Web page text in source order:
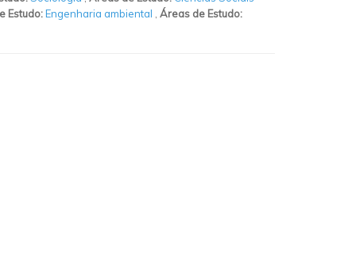
Estudo:Engenharia ambiental
Áreas de Estudo: